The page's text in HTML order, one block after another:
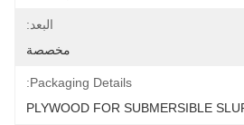
البعد:
مخصصة
Packaging Details:
PLYWOOD FOR SUBMERSIBLE